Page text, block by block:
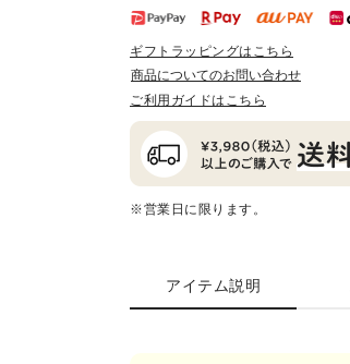
ギフトラッピングはこちら
商品についてのお問い合わせ
ご利用ガイドはこちら
※営業日に限ります。
アイテム説明